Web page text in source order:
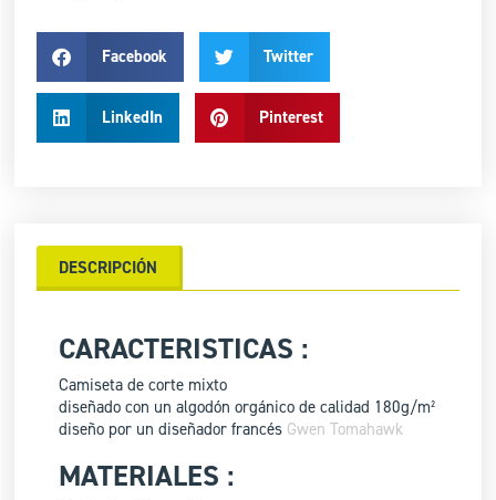
Facebook Twitter
LinkedIn Pinterest
DESCRIPCIÓN
CARACTERISTICAS :
Camiseta de corte mixto
diseñado con un algodón orgánico de calidad 180g/m²
diseño por un diseñador francés Gwen Tomahawk
MATERIALES :